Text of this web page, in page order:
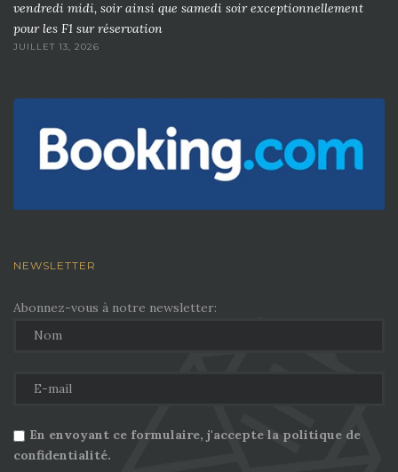
vendredi midi, soir ainsi que samedi soir exceptionnellement
pour les F1 sur réservation
JUILLET 13, 2026
NEWSLETTER
Abonnez-vous à notre newsletter:
En envoyant ce formulaire, j'accepte la politique de
confidentialité.